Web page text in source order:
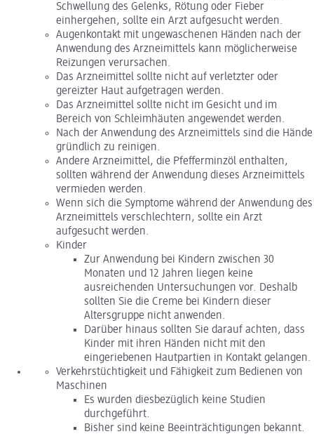
Schwellung des Gelenks, Rötung oder Fieber
einhergehen, sollte ein Arzt aufgesucht werden.
Augenkontakt mit ungewaschenen Händen nach der
Anwendung des Arzneimittels kann möglicherweise
Reizungen verursachen.
Das Arzneimittel sollte nicht auf verletzter oder
gereizter Haut aufgetragen werden.
Das Arzneimittel sollte nicht im Gesicht und im
Bereich von Schleimhäuten angewendet werden.
Nach der Anwendung des Arzneimittels sind die Hände
gründlich zu reinigen.
Andere Arzneimittel, die Pfefferminzöl enthalten,
sollten während der Anwendung dieses Arzneimittels
vermieden werden.
Wenn sich die Symptome während der Anwendung des
Arzneimittels verschlechtern, sollte ein Arzt
aufgesucht werden.
Kinder
Zur Anwendung bei Kindern zwischen 30
Monaten und 12 Jahren liegen keine
ausreichenden Untersuchungen vor. Deshalb
sollten Sie die Creme bei Kindern dieser
Altersgruppe nicht anwenden.
Darüber hinaus sollten Sie darauf achten, dass
Kinder mit ihren Händen nicht mit den
eingeriebenen Hautpartien in Kontakt gelangen.
Verkehrstüchtigkeit und Fähigkeit zum Bedienen von
Maschinen
Es wurden diesbezüglich keine Studien
durchgeführt.
Bisher sind keine Beeinträchtigungen bekannt.